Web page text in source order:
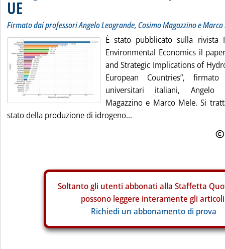
UE
Firmato dai professori Angelo Leogrande, Cosimo Magazzino e Marco
È stato pubblicato sulla rivista
Environmental Economics il
and Strategic Implications of
European Countries”,
universitari italiani, Angelo
Magazzino e Marco Mele. Si
stato della produzione di idrogeno...
Soltanto gli utenti abbonati alla Staffetta
possono leggere interamente gli
Richiedi un abbonamento di prova